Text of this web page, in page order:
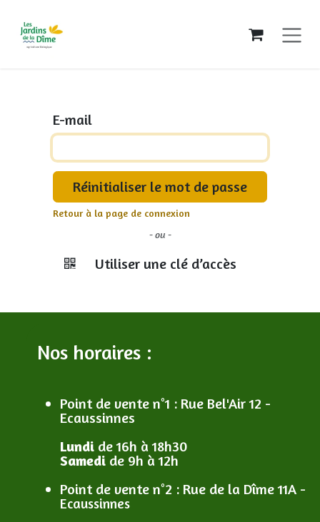
E-mail
Réinitialiser le mot de passe
Retour à la page de connexion
- ou -
Utiliser une clé d’accès
Nos horaires :
Point de vente n°1 : Rue Bel'Air 12 -
Ecaussinnes
Lundi de 16h à 18h30
Samedi de 9h à 12h
Point de vente n°2 : Rue de la Dîme 11A -
Ecaussinnes